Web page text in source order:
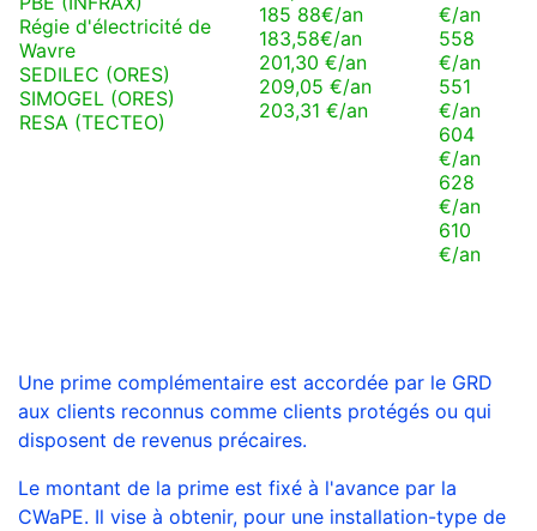
Régie d'électricité de
Wavre
SEDILEC (ORES)
SIMOGEL (ORES)
RESA (TECTEO)
185 88€/an
183,58€/an
201,30 €/an
209,05 €/an
203,31 €/an
€/an
558
€/an
551
€/an
604
€/an
628
€/an
610
€/an
Une prime complémentaire est accordée par le GRD
aux clients reconnus comme clients protégés ou qui
disposent de revenus précaires.
Le montant de la prime est fixé à l'avance par la
CWaPE. Il vise à obtenir, pour une installation-type de